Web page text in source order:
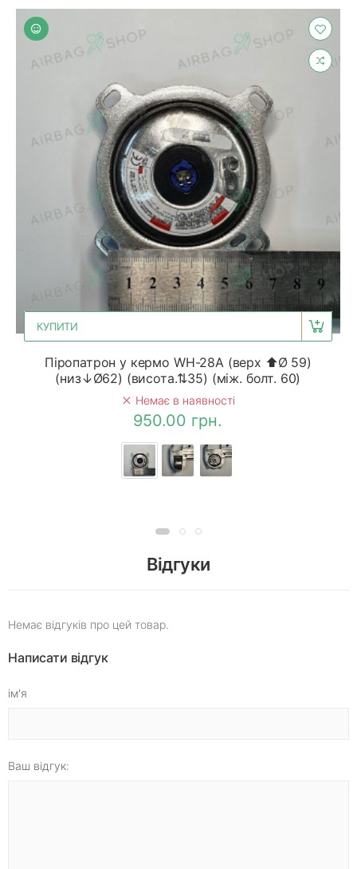
КУПИТИ
Піропатрон у кермо WH-28A (верх ⬆Ø 59)
(низ↓Ø62) (висота.⇅35) (між. болт. 60)
Немає в наявності
950.00 грн.
Відгуки
Немає відгуків про цей товар.
Написати відгук
ім'я
Ваш відгук: